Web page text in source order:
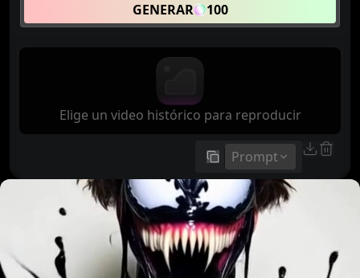
GENERAR 100
Elige un video histórico para reproducir
copiarPrompt